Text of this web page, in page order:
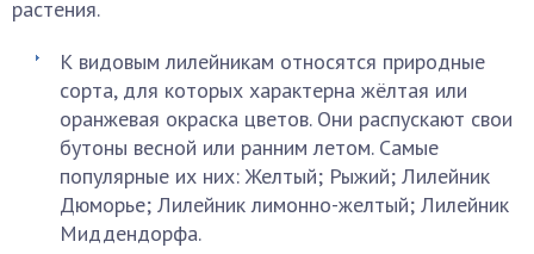
растения.
К видовым лилейникам относятся природные
сорта, для которых характерна жёлтая или
оранжевая окраска цветов. Они распускают свои
бутоны весной или ранним летом. Самые
популярные их них: Желтый; Рыжий; Лилейник
Дюморье; Лилейник лимонно-желтый; Лилейник
Миддендорфа.